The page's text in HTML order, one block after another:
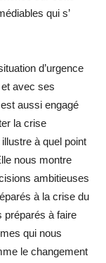
qui s’
d’urgence
avec ses
aussi engagé
la crise
à quel point
nous montre
ambitieuses
à la crise du
préparés à faire
qui nous
le changement